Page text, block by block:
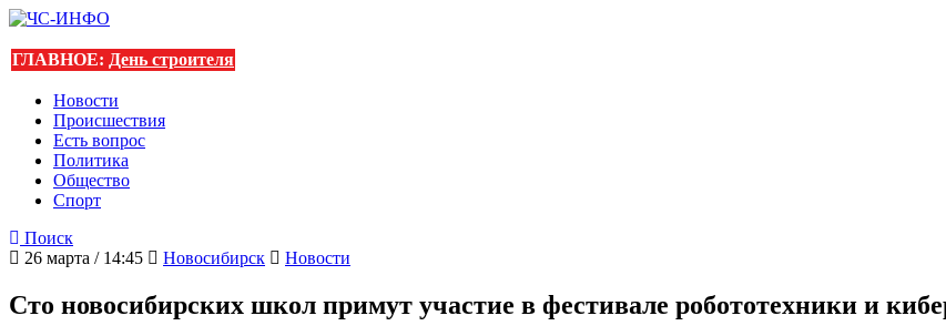
ГЛАВНОЕ: День строителя
Новости
Происшествия
Есть вопрос
Политика
Общество
Спорт
Поиск
26 марта / 14:45
Новосибирск Новости
Сто новосибирских школ примут участие в фестивале робототехники и